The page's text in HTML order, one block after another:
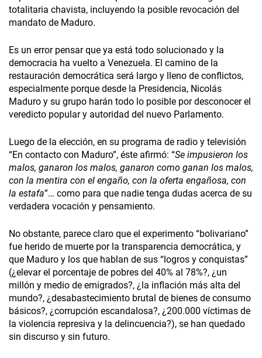
totalitaria chavista, incluyendo la posible revocación del
mandato de Maduro.
Es un error pensar que ya está todo solucionado y la
democracia ha vuelto a Venezuela. El camino de la
restauración democrática será largo y lleno de conflictos,
especialmente porque desde la Presidencia, Nicolás
Maduro y su grupo harán todo lo posible por desconocer el
veredicto popular y autoridad del nuevo Parlamento.
Luego de la elección, en su programa de radio y televisión
“En contacto con Maduro”, éste afirmó: “Se impusieron los
malos, ganaron los malos, ganaron como ganan los malos,
con la mentira con el engaño, con la oferta engañosa, con
la estafa”… como para que nadie tenga dudas acerca de su
verdadera vocación y pensamiento.
No obstante, parece claro que el experimento “bolivariano”
fue herido de muerte por la transparencia democrática, y
que Maduro y los que hablan de sus “logros y conquistas”
(¿elevar el porcentaje de pobres del 40% al 78%?, ¿un
millón y medio de emigrados?, ¿la inflación más alta del
mundo?, ¿desabastecimiento brutal de bienes de consumo
básicos?, ¿corrupción escandalosa?, ¿200.000 víctimas de
la violencia represiva y la delincuencia?), se han quedado
sin discurso y sin futuro.